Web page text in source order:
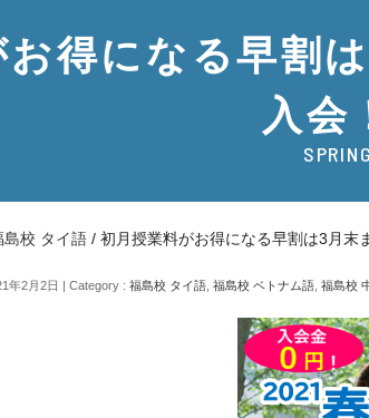
得になる早割
入会
島校 タイ語 / 初月授業料がお得になる早割は3月末
年2月2日 | Category : 福島校 タイ語 福島校 ベトナム語 福島校